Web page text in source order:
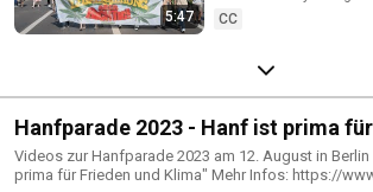
5:47
CC
Hanfparade 2023 - Hanf ist prima
Klima!
Videos zur Hanfparade 2023 am 12. August in
prima für Frieden und Klima" Mehr Infos: https://www.hanfparade.de/